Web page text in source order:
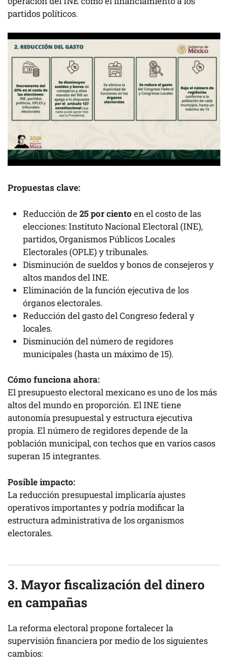
partidos políticos.
Propuestas clave:
Reducción de25 por ciento en el costo de las
elecciones: Instituto Nacional Electoral (INE),
partidos, Organismos Públicos Locales
Electorales (OPLE) y tribunales.
Disminución de sueldos y bonos de consejeros y
altos mandos del INE.
Eliminación de la función ejecutiva de los
órganos electorales.
Reducción del gasto del Congreso federal y
locales.
Disminución del número de regidores
municipales (hasta un máximo de 15).
Cómo funciona ahora:
El presupuesto electoral mexicano es uno de los más
altos del mundo en proporción. El INE tiene
autonomía presupuestal y estructura ejecutiva
propia. El número de regidores depende de la
población municipal, con techos que en varios casos
superan 15 integrantes.
Posible impacto:
La reducción presupuestal implicaría ajustes
operativos importantes y podría modificar la
estructura administrativa de los organismos
electorales.
3. Mayor fiscalización del dinero
en campañas
La reforma electoral propone fortalecer la
supervisión financiera por medio de los siguientes
cambios: